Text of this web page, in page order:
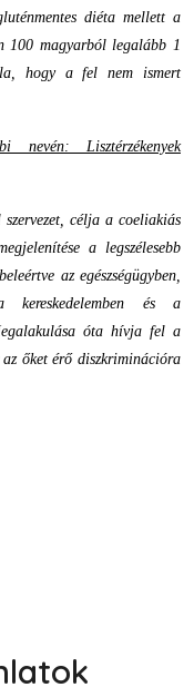
diéta mellett a
100 magyarból legalább 1
hogy a fel nem ismert
Lisztérzékenyek
célja a coeliakiás
a legszélesebb
az egészségügyben,
kereskedelemben és a
óta hívja fel a
az őket érő diszkriminációra